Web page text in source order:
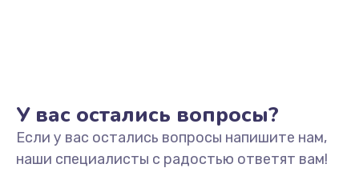
У вас остались вопросы?
Если у вас остались вопросы напишите нам,
наши специалисты с радостью ответят вам!